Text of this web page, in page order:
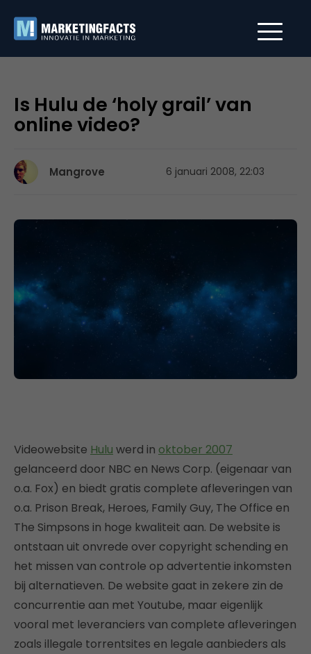
Is Hulu de ‘holy grail’ van
online video?
Mangrove 6 januari 2008, 22:03
Videowebsite Hulu werd in oktober 2007
gelanceerd door NBC en News Corp. (eigenaar van
o.a. Fox) en biedt gratis complete afleveringen van
o.a. Prison Break, Heroes, Family Guy, The Office en
The Simpsons in hoge kwaliteit aan. De website is
ontstaan uit onvrede over copyright schending en
het missen van controle op advertentie inkomsten
bij alternatieven. De website gaat in zekere zin de
concurrentie aan met Youtube, maar eigenlijk
vooral met leveranciers van complete afleveringen
zoals illegale torrentsites en legale aanbieders als